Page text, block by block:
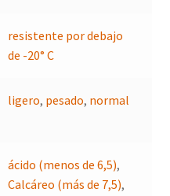
resistente por debajo
de -20° C
ligero, pesado, normal
ácido (menos de 6,5),
Calcáreo (más de 7,5),